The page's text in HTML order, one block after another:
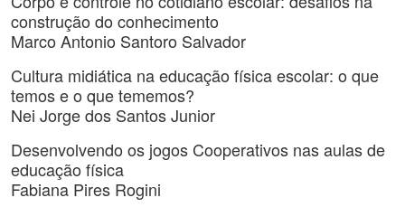
construção do conhecimento
Marco Antonio Santoro Salvador
Cultura midiática na educação física escolar: o que
temos e o que tememos?
Nei Jorge dos Santos Junior
Desenvolvendo os jogos Cooperativos nas aulas de
educação física
Fabiana Pires Rogini